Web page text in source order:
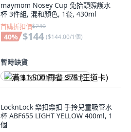
maymom Nosey Cup 免抬頭照護水
杯 3件組, 混和顏色, 1套, 430ml
首購折扣價$240
40% $144 ($144.00/1個)
暫時缺貨
满 $1,500 再省 $75 (王道卡)
LocknLock 樂扣樂扣 手拎兒童吸管水
杯 ABF655 LIGHT YELLOW 400ml, 1
個